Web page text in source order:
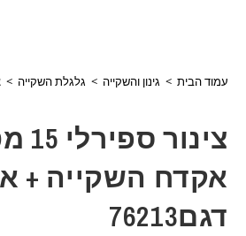
עמוד הבית > גינון והשקייה > גלגלת השקייה >
אקדח השקייה +
דגם76213